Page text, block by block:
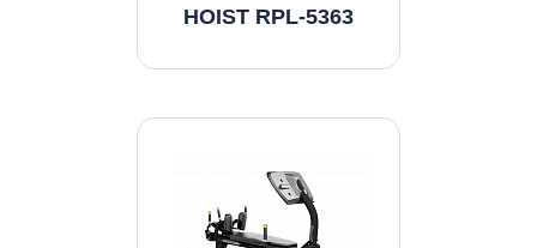
HOIST RPL-5363